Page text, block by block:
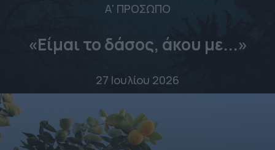
Α' ΠΡΟΣΩΠΟ
«Είμαι το δάσος, άκου με...»
27 Ιουλίου 2026